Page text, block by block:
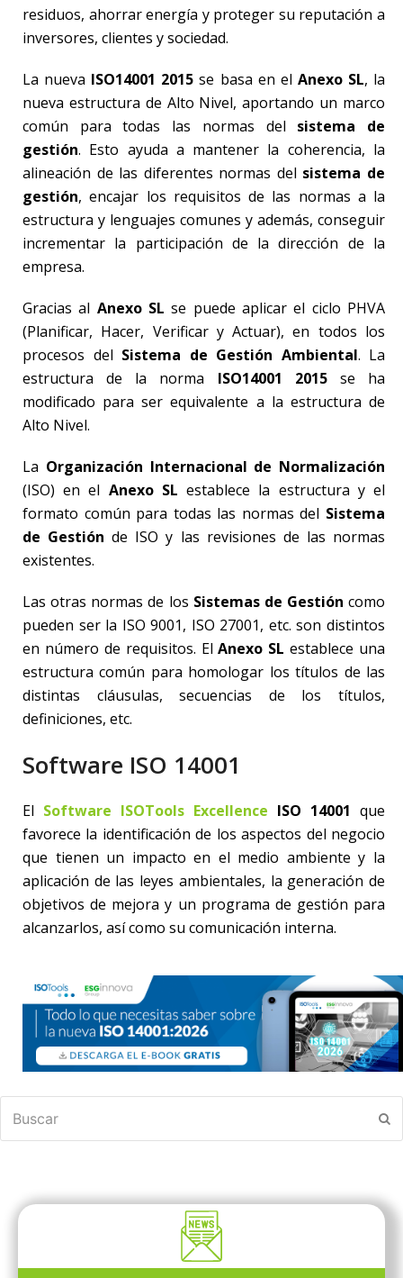
residuos, ahorrar energía y proteger su reputación a
inversores, clientes y sociedad.
La nueva ISO14001 2015 se basa en el Anexo SL, la
nueva estructura de Alto Nivel, aportando un marco
común para todas las normas del sistema de
gestión. Esto ayuda a mantener la coherencia, la
alineación de las diferentes normas del sistema de
gestión, encajar los requisitos de las normas a la
estructura y lenguajes comunes y además, conseguir
incrementar la participación de la dirección de la
empresa.
Gracias al Anexo SL se puede aplicar el ciclo PHVA
(Planificar, Hacer, Verificar y Actuar), en todos los
procesos del Sistema de Gestión Ambiental. La
estructura de la norma ISO14001 2015se ha
modificado para ser equivalente a la estructura de
Alto Nivel.
La Organización Internacional de Normalización
(ISO) en el Anexo SL establece la estructura y el
formato común para todas las normas del Sistema
de Gestión de ISO y las revisiones de las normas
existentes.
Las otras normas de los Sistemas de Gestión como
pueden ser la ISO 9001, ISO 27001, etc. son distintos
en número de requisitos. ElAnexo SL establece una
estructura común para homologar los títulos de las
distintas cláusulas, secuencias de los títulos,
definiciones, etc.
Software ISO 14001
El Software ISOTools Excellence ISO 14001 que
favorece la identificación de los aspectos del negocio
que tienen un impacto en el medio ambiente y la
aplicación de las leyes ambientales, la generación de
objetivos de mejora y un programa de gestión para
alcanzarlos, así como su comunicación interna.